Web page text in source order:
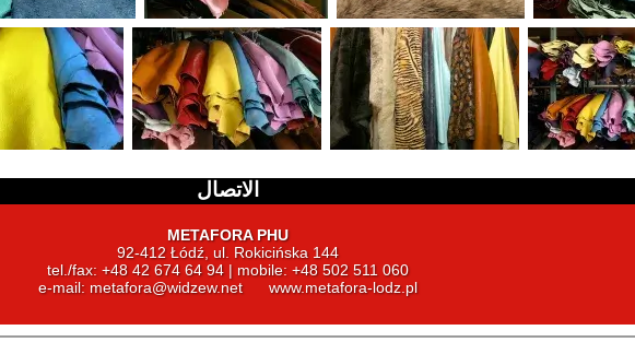
الاتصال
METAFORA PHU
92-412 Łódź, ul. Rokicińska 144
tel./fax: +48 42 674 64 94 | mobile: +48 502 511 060
e-mail: metafora@widzew.net www.metafora-lodz.pl